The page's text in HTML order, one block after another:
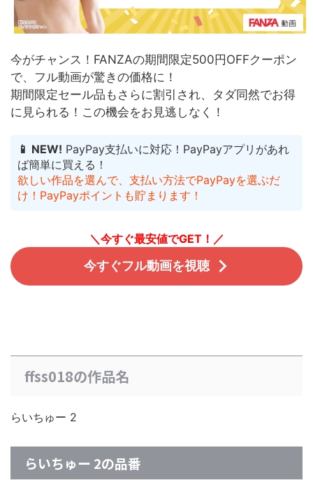
今がチャンス！FANZAの期間限定500円OFFクーポン
で、フル動画が驚きの価格に！
期間限定セール品もさらに割引され、タダ同然でお得
に見られる！ この機会をお見逃しなく！
📱 NEW! PayPay支払いに対応！PayPayアプリがあれ
ば簡単に買える！
欲しい作品を選んで、支払い方法でPayPayを選ぶだ
け！PayPayポイントも貯まります！
＼今すぐ最安値でGET！／
今すぐフル動画を視聴
ffss018の作品名
らいちゅー 2
らいちゅー 2の品番